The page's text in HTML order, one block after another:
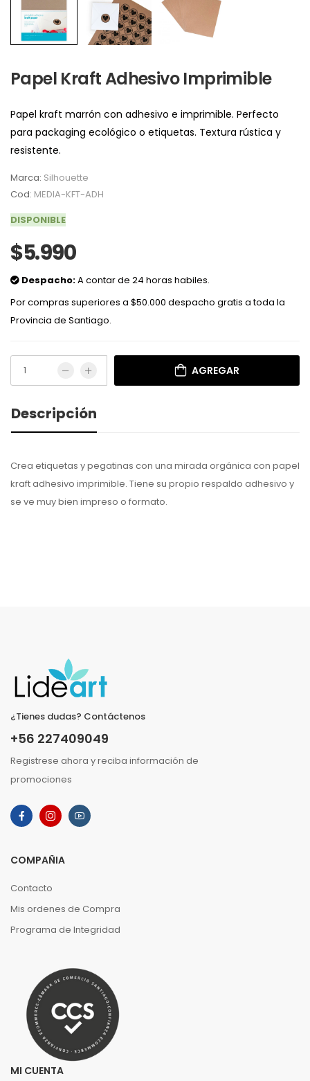
Papel Kraft Adhesivo Imprimible
Papel kraft marrón con adhesivo e imprimible. Perfecto
para packaging ecológico o etiquetas. Textura rústica y
resistente.
Marca: Silhouette
Cod: MEDIA-KFT-ADH
DISPONIBLE
$5.990
Despacho:A contar de 24 horas habiles.
Por compras superiores a $50.000 despacho gratis a toda la
Provincia de Santiago.
AGREGAR
Descripción
Crea etiquetas y pegatinas con una mirada orgánica con papel
kraft adhesivo imprimible. Tiene su propio respaldo adhesivo y
se ve muy bien impreso o formato.
¿Tienes dudas? Contáctenos
+56 227409049
Registrese ahora y reciba información de
promociones
COMPAÑIA
Contacto
Mis ordenes de Compra
Programa de Integridad
MI CUENTA